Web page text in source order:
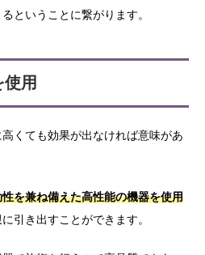
ということに繋がります。
用
くても効果が出なければ意味があ
を兼ね備えた高性能の機器を使用
引き出すことができます。